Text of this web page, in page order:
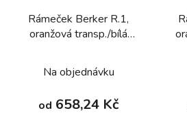
Rámeček Berker R.1,
oranžová transp./bílá
Na objednávku
od 658,24 Kč